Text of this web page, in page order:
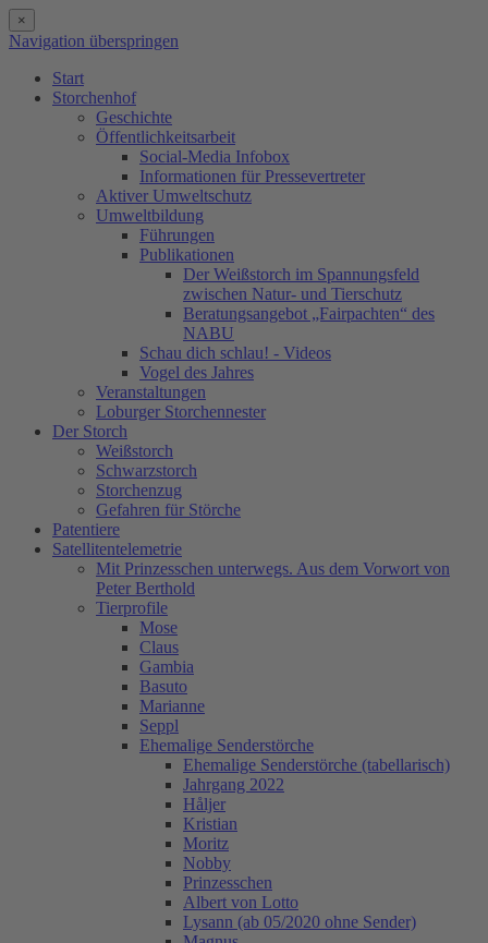
×
Navigation überspringen
Start
Storchenhof
Geschichte
Öffentlichkeitsarbeit
Social-Media Infobox
Informationen für Pressevertreter
Aktiver Umweltschutz
Umweltbildung
Führungen
Publikationen
Der Weißstorch im Spannungsfeld
zwischen Natur- und Tierschutz
Beratungsangebot „Fairpachten“ des
NABU
Schau dich schlau! - Videos
Vogel des Jahres
Veranstaltungen
Loburger Storchennester
Der Storch
Weißstorch
Schwarzstorch
Storchenzug
Gefahren für Störche
Patentiere
Satellitentelemetrie
Mit Prinzesschen unterwegs. Aus dem Vorwort von
Peter Berthold
Tierprofile
Mose
Claus
Gambia
Basuto
Marianne
Seppl
Ehemalige Senderstörche
Ehemalige Senderstörche (tabellarisch)
Jahrgang 2022
Håljer
Kristian
Moritz
Nobby
Prinzesschen
Albert von Lotto
Lysann (ab 05/2020 ohne Sender)